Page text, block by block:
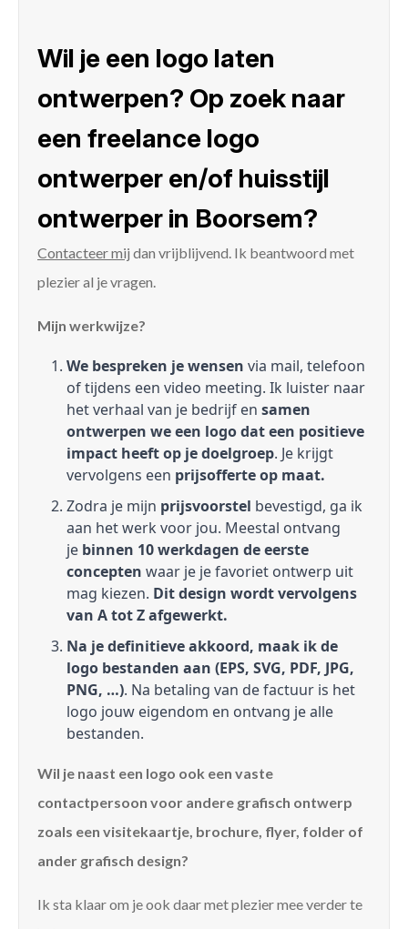
Wil je een logo laten
ontwerpen? Op zoek naar
een freelance logo
ontwerper en/of huisstijl
ontwerper in Boorsem?
Contacteer mij dan vrijblijvend. Ik beantwoord met
plezier al je vragen.
Mijn werkwijze?
We bespreken je wensen via mail, telefoon
of tijdens een video meeting. Ik luister naar
het verhaal van je bedrijf en samen
ontwerpen we een logo dat een positieve
impact heeft op je doelgroep. Je krijgt
vervolgens een prijsofferte op maat.
Zodra je mijn prijsvoorstel bevestigd, ga ik
aan het werk voor jou. Meestal ontvang
je binnen 10 werkdagen de eerste
concepten waar je je favoriet ontwerp uit
mag kiezen. Dit design wordt vervolgens
van A tot Z afgewerkt.
Na je definitieve akkoord, maak ik de
logo bestanden aan (EPS, SVG, PDF, JPG,
PNG, …). Na betaling van de factuur is het
logo jouw eigendom en ontvang je alle
bestanden.
Wil je naast een logo ook een vaste
contactpersoon voor andere grafisch ontwerp
zoals een visitekaartje, brochure, flyer, folder of
ander grafisch design?
Ik sta klaar om je ook daar met plezier mee verder te